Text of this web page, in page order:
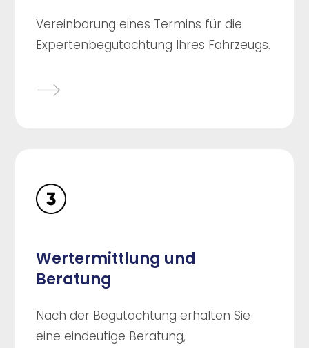
Vereinbarung eines Termins für die
Expertenbegutachtung Ihres Fahrzeugs.
Wertermittlung und
Beratung
Nach der Begutachtung erhalten Sie
eine eindeutige Beratung,